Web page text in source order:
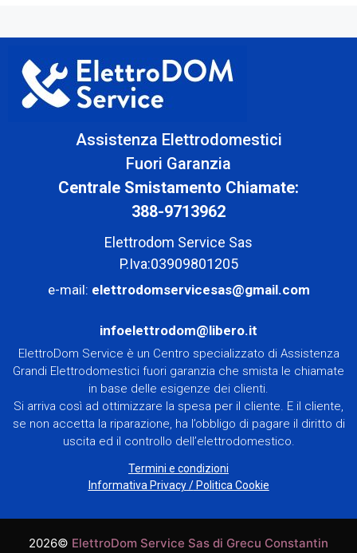
Assistenza Elettrodomestici
Fuori Garanzia
Centrale Smistamento Chiamate:
388-9713962
Elettrodom Service Sas
P.Iva:03909801205
e-mail: elettrodomservicesas@gmail.com
infoelettrodom@libero.it
ElettroDom Service è un Centro specializzato di Assistenza
Grandi Elettrodomestici fuori garanzia che smista le chiamate
in base delle esigenze dei clienti.
Si arriva così ad ottimizzare la spesa per il cliente. E il cliente,
se non accetta la riparazione, ha l’obbligo di pagare il diritto di
uscita ed il controllo dell’elettrodomestico.
Termini e condizioni
Informativa Privacy/Politica Cookie
2026© ElettroDom Service Sas di Grecu Constantin